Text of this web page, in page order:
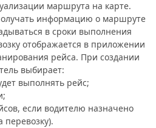
маршрута на карте.
информацию о маршруте
в сроки выполнения
отображается в приложении
рейса. При создании
выбирает:
выполнять рейс;
если водителю назначено
перевозку).